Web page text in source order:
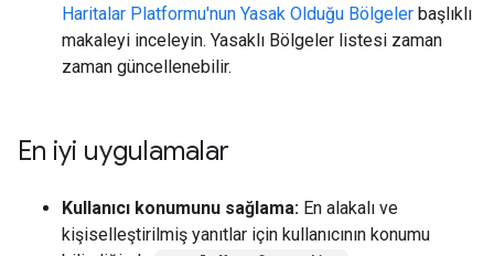
Haritalar Platformu'nun Yasak Olduğu Bölgeler başlıklı
makaleyi inceleyin. Yasaklı Bölgeler listesi zaman
zaman güncellenebilir.
En iyi uygulamalar
Kullanıcı konumunu sağlama: En alakalı ve
kişiselleştirilmiş yanıtlar için kullanıcının konumu